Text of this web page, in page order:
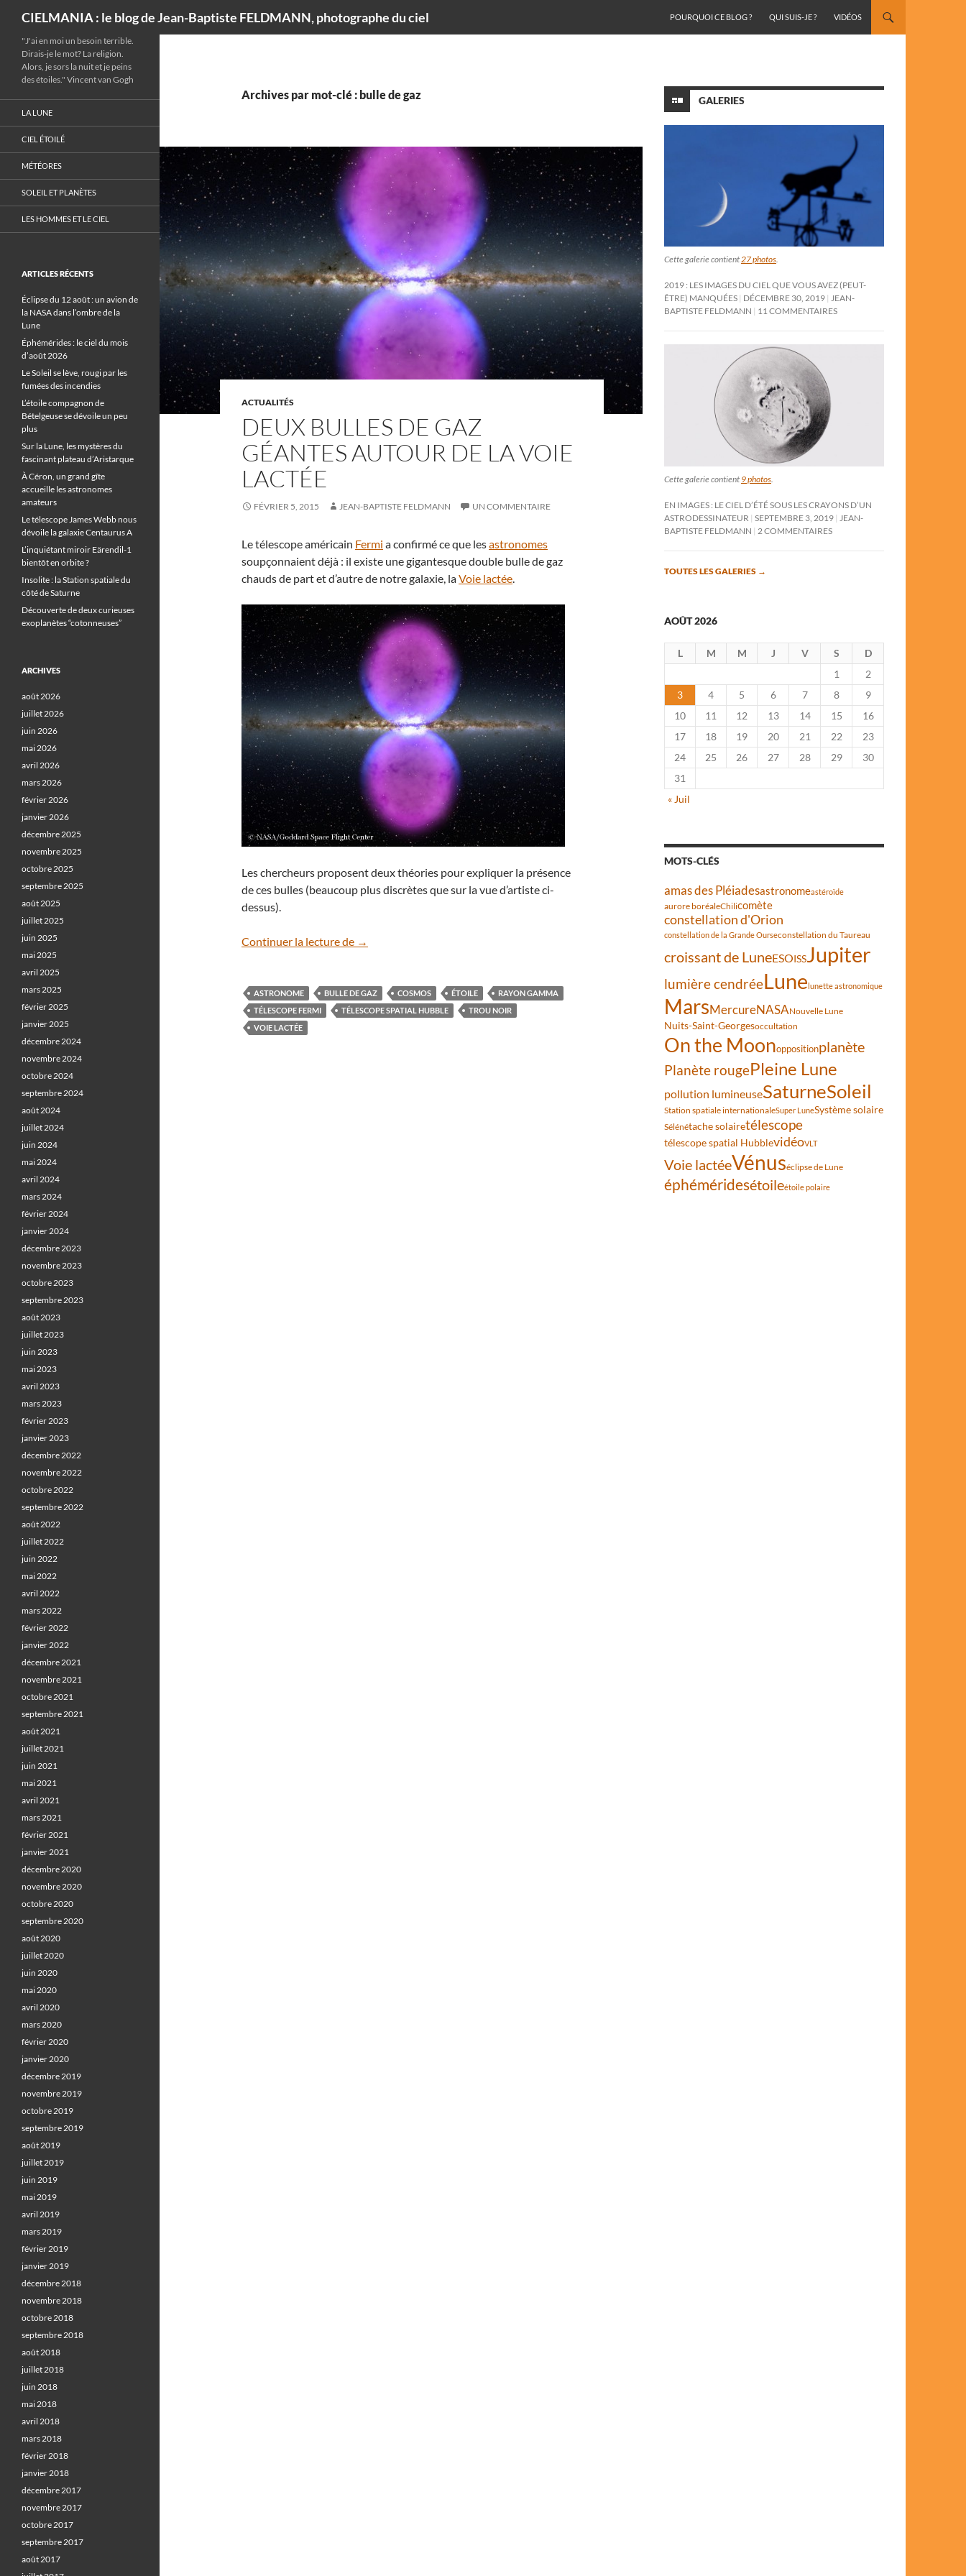
CIELMANIA : le blog de Jean-Baptiste FELDMANN, photographe du ciel
POURQUOI CE BLOG ?
QUI SUIS-JE ? VIDÉOS
Archives par mot-clé : bulle de gaz
ACTUALITÉS
DEUX BULLES DE GAZ
GÉANTES AUTOUR DE LA VOIE
LACTÉE
FÉVRIER 5, 2015 JEAN-BAPTISTE FELDMANN UN COMMENTAIRE
Le télescope américain Fermi a confirmé ce que lesastronomes
soupçonnaient déjà : il existe une gigantesque double bulle de gaz
chauds de part et d’autre de notre galaxie, laVoie lactée.
Les chercheurs proposent deux théories pour expliquer la présence
de ces bulles (beaucoup plus discrètes que sur la vue d’artiste ci-
dessus).
Continuer la lecture de Deux bulles de gaz géantes autour de la Voie lactée
→
ASTRONOME BULLE DE GAZ COSMOS ÉTOILE
RAYON GAMMA
TÉLESCOPE FERMI
TÉLESCOPE SPATIAL HUBBLE
TROU NOIR
VOIE LACTÉE
GALERIES
Cette galerie contient27 photos.
2019 : LES IMAGES DU CIEL QUE VOUS AVEZ (PEUT-
ÊTRE) MANQUÉES DÉCEMBRE 30, 2019 JEAN-
BAPTISTE FELDMANN
11 COMMENTAIRES
Cette galerie contient 9 photos
EN IMAGES : LE CIEL D’ÉTÉ SOUS LES CRAYONS D’UN
ASTRODESSINATEUR SEPTEMBRE 3, 2019
JEAN-
BAPTISTE FELDMANN
2 COMMENTAIRES
TOUTES LES GALERIES →
AOÛT 2026
L M M J V S
D
1
2
3
4 5 6 7 8
9
10
11 12 13 14 15
16
17
18 19 20 21 22
23
24
25 26 27 28 29
30
31
« Juil
MOTS-CLÉS
amas des Pléiadesastronomeastéroïde
aurore boréaleChilicomète
constellation d'Orion
constellation de la Grande Ourseconstellation du Taureau
croissant de LuneESOISSJupiter
lumière cendréeLunelunette astronomique
MarsMercureNASANouvelle Lune
Nuits-Saint-Georgesoccultation
On the Moonoppositionplanète
Planète rougePleine Lune
pollution lumineuseSaturneSoleil
Station spatiale internationaleSuper LuneSystème solaire
Sélénétache solairetélescope
télescope spatial HubblevidéoVLT
Voie lactéeVénuséclipse de Lune
éphéméridesétoileétoile polaire
"J'ai en moi un besoin terrible.
Dirais-je le mot? La religion.
Alors, je sors la nuit et je peins
des étoiles." Vincent van Gogh
LA LUNE
CIEL ÉTOILÉ
MÉTÉORES
SOLEIL ET PLANÈTES
LES HOMMES ET LE CIEL
ARTICLES RÉCENTS
Éclipse du 12 août : un avion de
la NASA dans l’ombre de la
Lune
Éphémérides : le ciel du mois
d’août 2026
Le Soleil se lève, rougi par les
fumées des incendies
L’étoile compagnon de
Bételgeuse se dévoile un peu
plus
Sur la Lune, les mystères du
fascinant plateau d’Aristarque
À Céron, un grand gîte
accueille les astronomes
amateurs
Le télescope James Webb nous
dévoile la galaxie Centaurus A
L’inquiétant miroir Eärendil-1
bientôt en orbite ?
Insolite : la Station spatiale du
côté de Saturne
Découverte de deux curieuses
exoplanètes “cotonneuses”
ARCHIVES
août 2026
juillet 2026
juin 2026
mai 2026
avril 2026
mars 2026
février 2026
janvier 2026
décembre 2025
novembre 2025
octobre 2025
septembre 2025
août 2025
juillet 2025
juin 2025
mai 2025
avril 2025
mars 2025
février 2025
janvier 2025
décembre 2024
novembre 2024
octobre 2024
septembre 2024
août 2024
juillet 2024
juin 2024
mai 2024
avril 2024
mars 2024
février 2024
janvier 2024
décembre 2023
novembre 2023
octobre 2023
septembre 2023
août 2023
juillet 2023
juin 2023
mai 2023
avril 2023
mars 2023
février 2023
janvier 2023
décembre 2022
novembre 2022
octobre 2022
septembre 2022
août 2022
juillet 2022
juin 2022
mai 2022
avril 2022
mars 2022
février 2022
janvier 2022
décembre 2021
novembre 2021
octobre 2021
septembre 2021
août 2021
juillet 2021
juin 2021
mai 2021
avril 2021
mars 2021
février 2021
janvier 2021
décembre 2020
novembre 2020
octobre 2020
septembre 2020
août 2020
juillet 2020
juin 2020
mai 2020
avril 2020
mars 2020
février 2020
janvier 2020
décembre 2019
novembre 2019
octobre 2019
septembre 2019
août 2019
juillet 2019
juin 2019
mai 2019
avril 2019
mars 2019
février 2019
janvier 2019
décembre 2018
novembre 2018
octobre 2018
septembre 2018
août 2018
juillet 2018
juin 2018
mai 2018
avril 2018
mars 2018
février 2018
janvier 2018
décembre 2017
novembre 2017
octobre 2017
septembre 2017
août 2017